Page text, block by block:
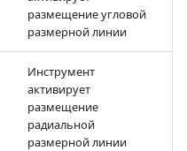
размещение угловой
размерной линии
Инструмент
активирует
размещение
радиальной
размерной линии